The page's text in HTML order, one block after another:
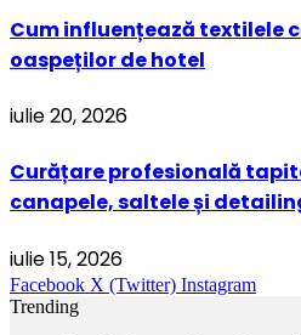
Cum influențează textilele
oaspeților de hotel
iulie 20, 2026
Curățare profesională
canapele, saltele și
iulie 15, 2026
Facebook X (Twitter) Instagram
Trending